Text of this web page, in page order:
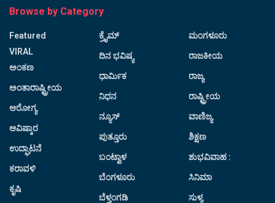
Browse by Category
Featured
VIRAL
ಅಂಕಣ
ಅಂತಾರಾಷ್ಟ್ರೀಯ
ಆರೋಗ್ಯ
ಆವಿಷ್ಕಾರ
ಉದ್ಘಾಟನೆ
ಕರಾವಳಿ
ಕೃಷಿ
ಕ್ರೈಮ್
ದಿನ ಭವಿಷ್ಯ
ಧಾರ್ಮಿಕ
ನಿಧನ
ನ್ಯೂಸ್
ಪುತ್ತೂರು
ಬಂಟ್ವಾಳ
ಬೆಂಗಳೂರು
ಬೆಳ್ತಂಗಡಿ
ಮಂಗಳೂರು
ರಾಜಕೀಯ
ರಾಜ್ಯ
ರಾಷ್ಟ್ರೀಯ
ವಾಣಿಜ್ಯ
ಶಿಕ್ಷಣ
ಶುಭವಿವಾಹ :
ಸಿನಿಮಾ
ಸುಳ್ಯ